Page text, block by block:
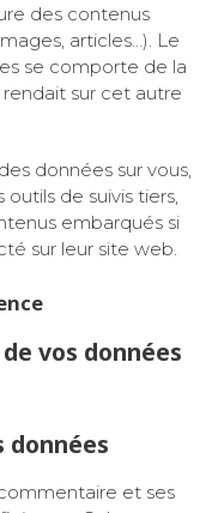
des contenus
articles…). Le
se comporte de la
sur cet autre
données sur vous,
de suivis tiers,
embarqués si
sur leur site web.
vos données
données
et ses